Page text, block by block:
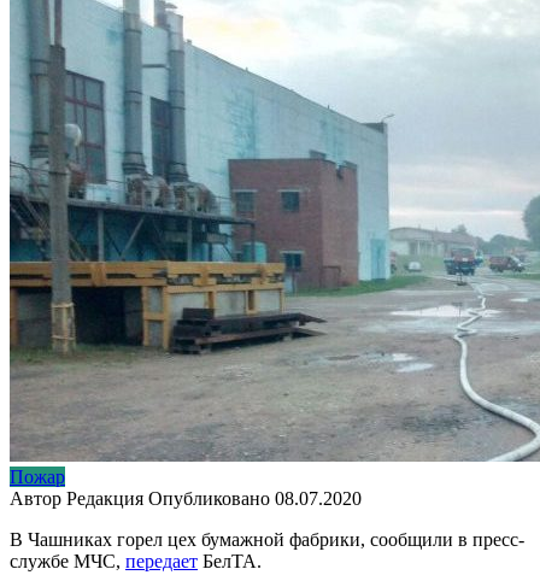
Пожар
Автор Редакция Опубликовано 08.07.2020
В Чашниках горел цех бумажной фабрики, сообщили в пресс-
службе МЧС, передает БелТА.